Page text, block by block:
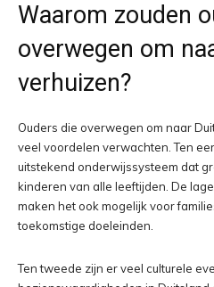
Waarom zouden
overwegen om
verhuizen?
Ouders die overwegen om naar
veel voordelen verwachten. Ten
uitstekend onderwijssysteem dat
kinderen van alle leeftijden. De
maken het ook mogelijk voor
toekomstige doeleinden.
Ten tweede zijn er veel culturele